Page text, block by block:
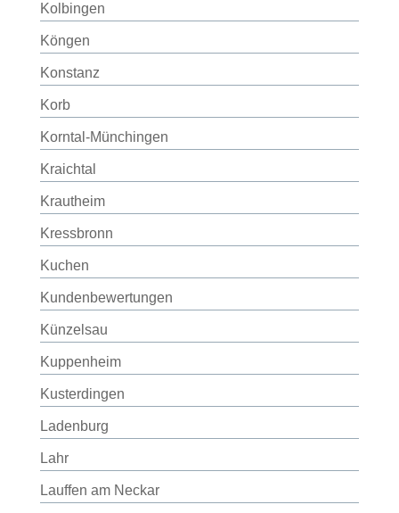
Kolbingen
Köngen
Konstanz
Korb
Korntal-Münchingen
Kraichtal
Krautheim
Kressbronn
Kuchen
Kundenbewertungen
Künzelsau
Kuppenheim
Kusterdingen
Ladenburg
Lahr
Lauffen am Neckar